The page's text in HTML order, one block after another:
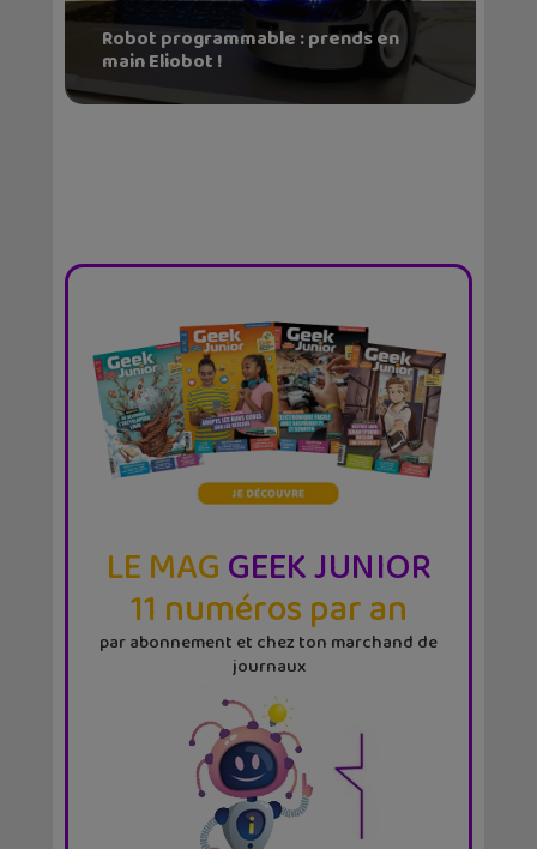
Robot programmable : prends en
main Eliobot !
LE MAGGEEK JUNIOR
11 numéros par an
par abonnement et chez ton marchand de
journaux